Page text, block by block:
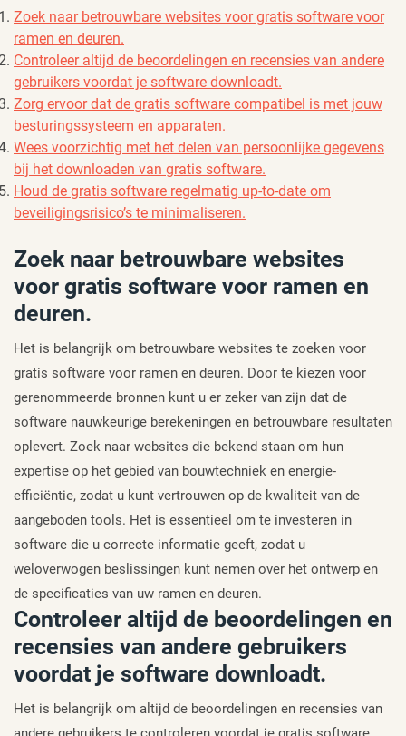
Zoek naar betrouwbare websites voor gratis software voor
ramen en deuren.
Controleer altijd de beoordelingen en recensies van andere
gebruikers voordat je software downloadt.
Zorg ervoor dat de gratis software compatibel is met jouw
besturingssysteem en apparaten.
Wees voorzichtig met het delen van persoonlijke gegevens
bij het downloaden van gratis software.
Houd de gratis software regelmatig up-to-date om
beveiligingsrisico’s te minimaliseren.
Zoek naar betrouwbare websites
voor gratis software voor ramen en
deuren.
Het is belangrijk om betrouwbare websites te zoeken voor
gratis software voor ramen en deuren. Door te kiezen voor
gerenommeerde bronnen kunt u er zeker van zijn dat de
software nauwkeurige berekeningen en betrouwbare resultaten
oplevert. Zoek naar websites die bekend staan om hun
expertise op het gebied van bouwtechniek en energie-
efficiëntie, zodat u kunt vertrouwen op de kwaliteit van de
aangeboden tools. Het is essentieel om te investeren in
software die u correcte informatie geeft, zodat u
weloverwogen beslissingen kunt nemen over het ontwerp en
de specificaties van uw ramen en deuren.
Controleer altijd de beoordelingen en
recensies van andere gebruikers
voordat je software downloadt.
Het is belangrijk om altijd de beoordelingen en recensies van